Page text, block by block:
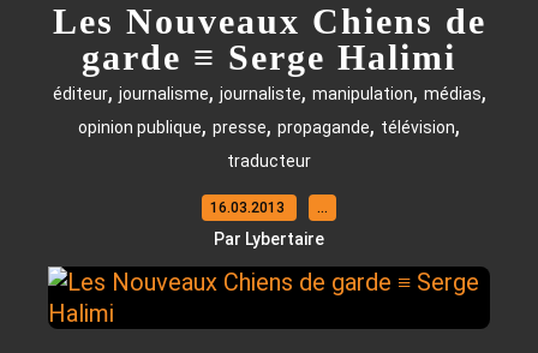
Les Nouveaux Chiens de
garde ≡ Serge Halimi
éditeur, journalisme, journaliste, manipulation, médias,
opinion publique, presse, propagande, télévision,
traducteur
16.03.2013 …
Par Lybertaire